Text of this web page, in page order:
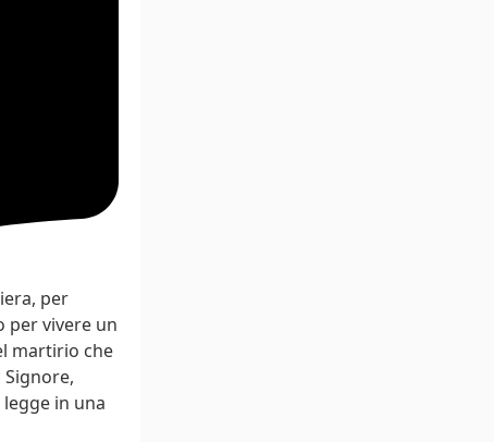
per
per vivere un
martirio che
in una